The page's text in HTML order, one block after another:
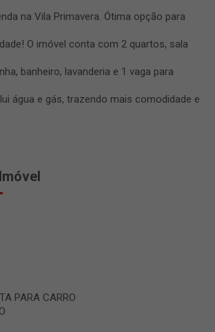
na Vila Primavera. Ótima opção para
O imóvel conta com 2 quartos, sala
banheiro, lavanderia e 1 vaga para
água e gás, trazendo mais comodidade e
PARA CARRO